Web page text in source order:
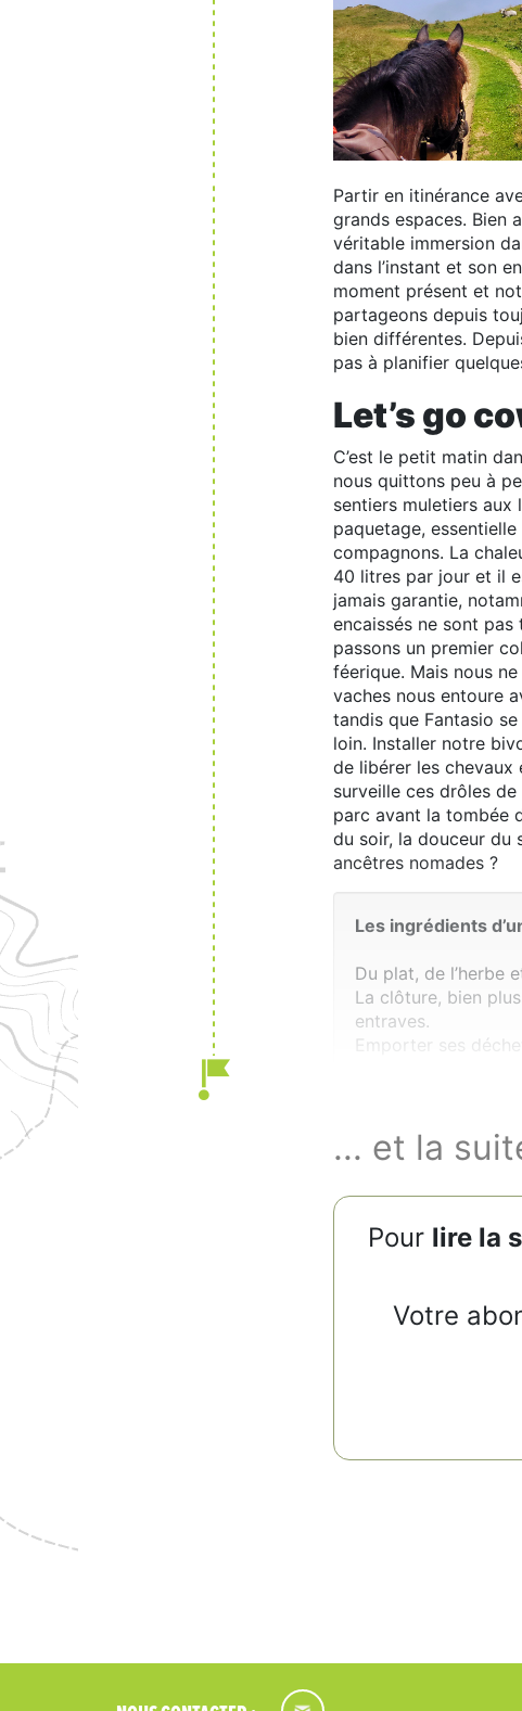
Partir en itinérance
grands espaces. Bien
véritable immersion
dans l’instant et son
moment présent et
partageons depuis
bien différentes.
pas à planifier
Let’s go
C’est le petit matin
nous quittons peu à
sentiers muletiers
paquetage,
compagnons. La
40 litres par jour et il
jamais garantie,
encaissés ne sont
passons un premier
féerique. Mais nous
vaches nous entoure
tandis que Fantasio
loin. Installer notre
de libérer les chevaux
surveille ces drôles de
parc avant la tombée
du soir, la douceur du
ancêtres nomades ?
Les ingrédients
Du plat, de l’herbe
La clôture, bien
entraves.
Emporter ses
... et la
Pour lire la
Votre